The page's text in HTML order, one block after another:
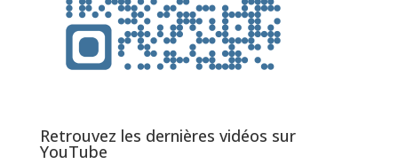
Retrouvez les dernières vidéos sur
YouTube